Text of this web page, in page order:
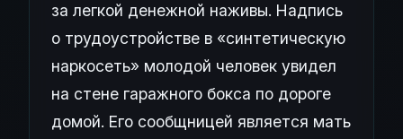
за легкой денежной наживы. Надпись
о трудоустройстве в «синтетическую
наркосеть» молодой человек увидел
на стене гаражного бокса по дороге
домой. Его сообщницей является мать